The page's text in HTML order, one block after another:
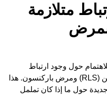
متلازمة
بمرض
حول وجود ارتباط
محتمل بين متلازمة تململ الساقين (RLS) ومرض باركنسون. هذا
حول ما إذا كان تململ